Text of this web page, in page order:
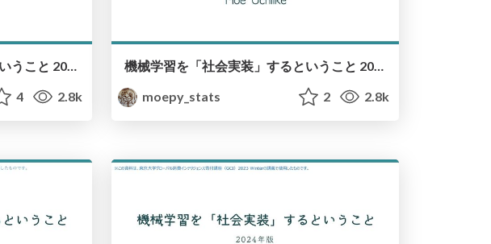
機械学習を「社会実装」するということ 2025年冬版 / Social Implementation of Machine Learning November 2025 Version
4 2.8k
機械学習を「社会実装」するということ 2025年夏版 / Social Implementation of Machine Learning July 2025 Version
moepy_stats
2 2.8k